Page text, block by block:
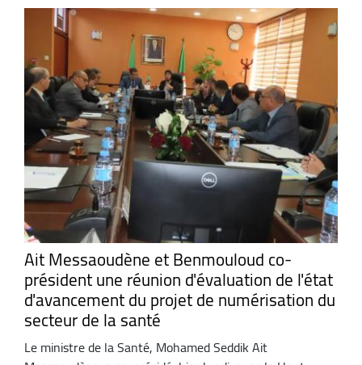
Ait Messaoudène et Benmouloud co-
président une réunion d'évaluation de l'état
d'avancement du projet de numérisation du
secteur de la santé
Le ministre de la Santé, Mohamed Seddik Ait